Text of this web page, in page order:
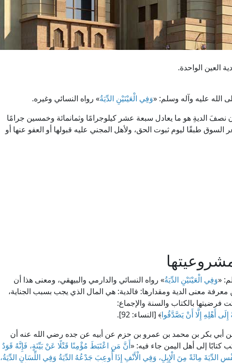
العين الواحدة.
الله عليه وآله وسلم: «وَفِي الْعَيْنَيْنِ الدِّيَةُ» رواه النسائي وغيره.
نصفَ الديةِ هو ما يعادل سبعة عشر كيلوجرامًا وثمانمائة وخمسين جرامًا
السوق طبقًا ليوم ثبوت الحق، ولأهل المجني عليه قبولها أو العفو عنها أو
«وَفِي الْعَيْنَيْنِ الدِّيَةُ» رواه النسائي والدارمي والبيهقي، ومعنى هذا أن
معرفة معنى الدية ومقدارها: فالدية: هي المال الذي يجب بسبب الجناية،
فرضيتها بالكتاب والسنة والإجماع:
أَهْلِهِ إِلَّا أَنْ يَصَّدَّقُوا﴾ [النساء: 92].
عن أبي بكر بن محمد بن عمرو بن حزم عن أبيه عن جده رضي الله عنه أن
كتابًا إلى أهل اليمن جاء فيه: «أَنَّ مَنِ اعْتَبَطَ مُؤْمِنًا قَتْلًا عَنْ بَيِّنَةٍ، فَإِنَّهُ قَوَدٌ
الدِّيَةَ مِائَةً مِنَ الْإِبِلِ، وَفِي الْأَنْفِ إِذَا أُوعِبَ جَدْعُهُ الدِّيَةُ وَفِي اللِّسَانِ الدِّيَةُ،